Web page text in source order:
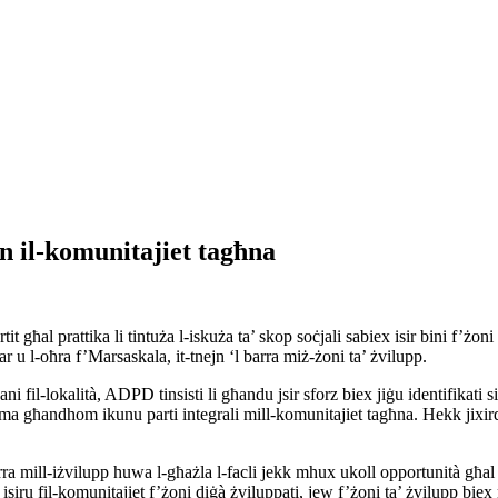
il-komunitajiet tagħna
għal prattika li tintuża l-iskuża ta’ skop soċjali sabiex isir bini
l-oħra f’Marsaskala, it-tnejn ‘l barra miż-żoni ta’ żvilupp.
fil-lokalità, ADPD tinsisti li għandu jsir sforz biex jiġu identifikati
għandhom ikunu parti integrali mill-komunitajiet tagħna. Hekk
mill-iżvilupp huwa l-għażla l-facli jekk mhux ukoll opportunità
fil-komunitajiet f’żoni diġà żviluppati, jew f’żoni ta’ żvilupp